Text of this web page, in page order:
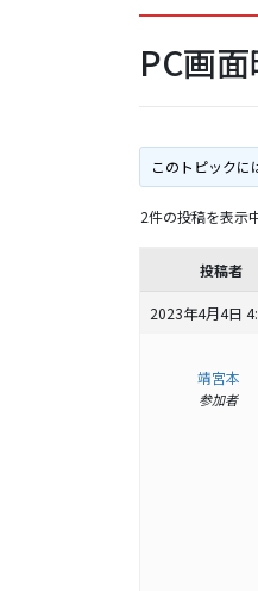
PC画
このトピック
2件の投稿を表示
投稿者
2023年4月4日
靖宮本
参加者